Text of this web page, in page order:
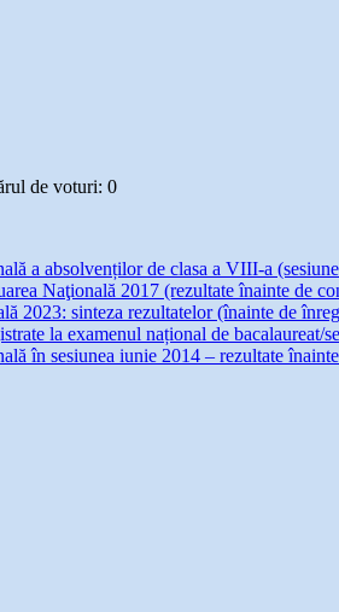
de voturi: 0
a absolvenților de clasa a VIII-a
Naţională 2017 (rezultate înainte de
2023: sinteza rezultatelor (înainte de
la examenul național de bacalaureat/
în sesiunea iunie 2014 – rezultate